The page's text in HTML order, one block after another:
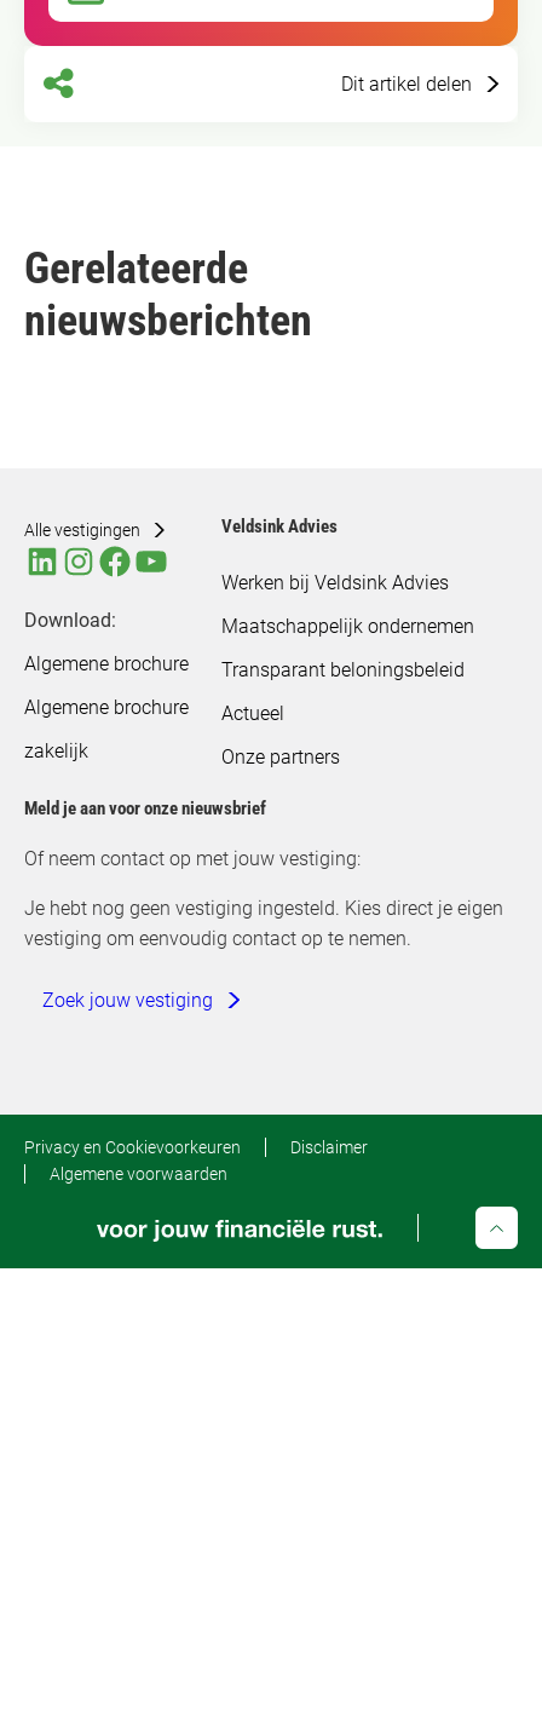
Dit artikel delen
Gerelateerde
nieuwsberichten
Alle vestigingen
Download:
Algemene brochure
Algemene brochure
zakelijk
Veldsink Advies
Werken bij Veldsink Advies
Maatschappelijk ondernemen
Transparant beloningsbeleid
Actueel
Onze partners
Meld je aan voor onze nieuwsbrief
Of neem contact op met jouw vestiging:
Je hebt nog geen vestiging ingesteld. Kies direct je eigen
vestiging om eenvoudig contact op te nemen.
Zoek jouw vestiging
Privacy en Cookievoorkeuren
Disclaimer
Algemene voorwaarden